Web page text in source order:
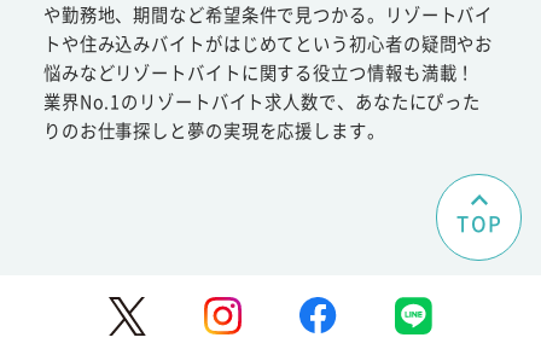
や勤務地、期間など希望条件で見つかる。リゾートバイ
トや住み込みバイトがはじめてという初心者の疑問やお
悩みなどリゾートバイトに関する役立つ情報も満載！
業界No.1のリゾートバイト求人数で、あなたにぴった
りのお仕事探しと夢の実現を応援します。
TOP